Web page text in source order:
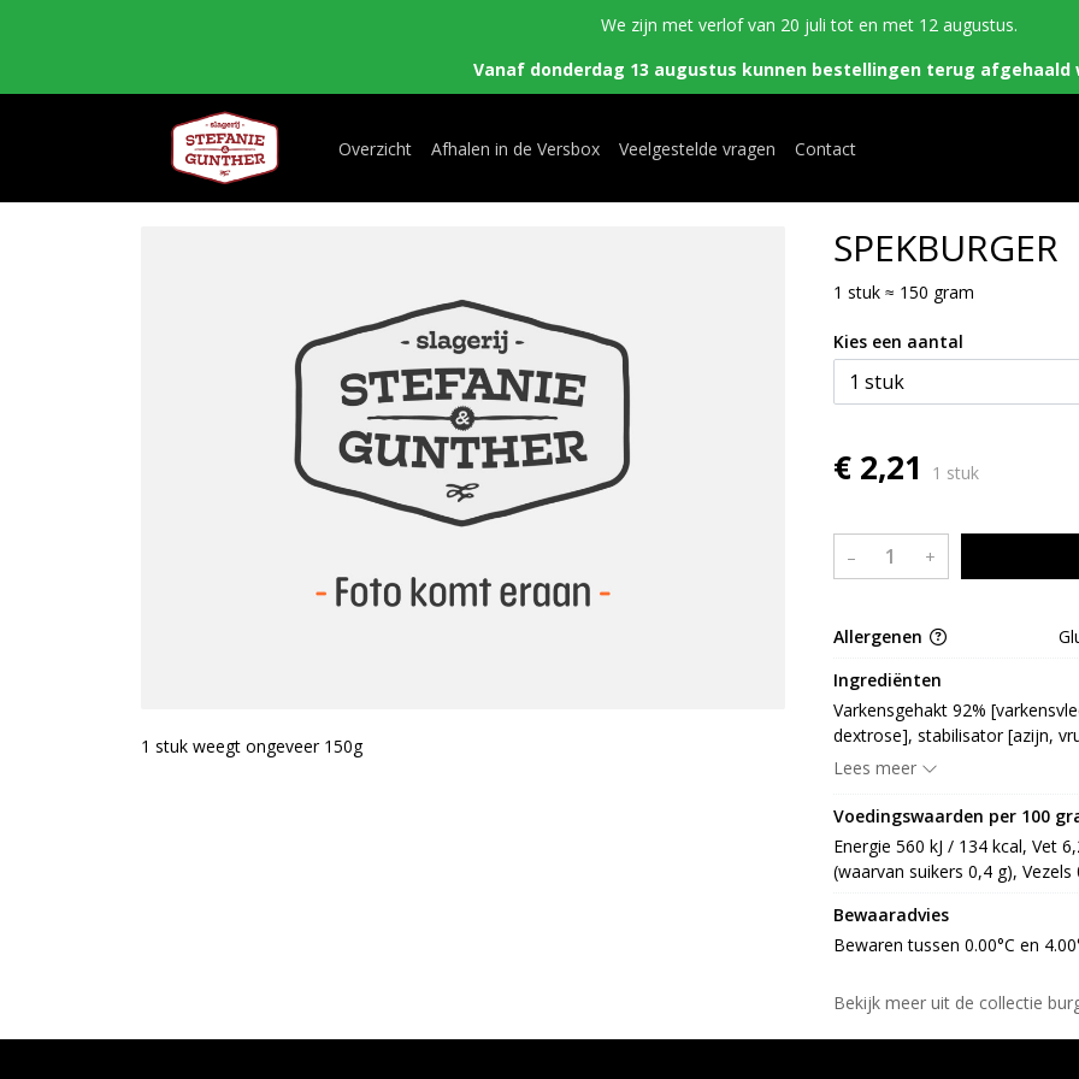
We zijn met verlof van 20 juli tot en met 12 augustus.
Vanaf donderdag 13 augustus kunnen bestellingen terug afgehaald
Overzicht Afhalen in de Versbox Veelgestelde vragen Contact
1 stuk weegt ongeveer 150g
SPEKBURGER
1 stuk ≈ 150 gram
Kies een aantal
€ 2,21 1 stuk
– +
Allergenen
Ingrediënten
Varkensgehakt 92%
dextrose], stabilisator [azijn,
vruchtenextract (citrus, druif,
dextrose, glucosestroop, vezel,
E325,/r/nE331,
gistextract, aroma (rook)],
zout, gist, groenten (ui, wortel,
Lees meer
Voedingswaarden per 100
Energie 560 kJ / 134 kcal, Vet
(waarvan suikers 0,4 g),
Bewaaradvies
Bewaren tussen 0.00°C en
Bekijk meer uit de collectie